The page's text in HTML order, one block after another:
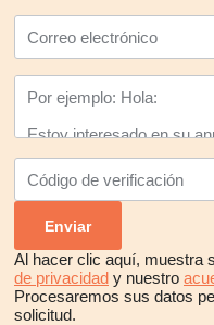
Al hacer clic aquí, muestra
de privacidad y nuestro
Procesaremos sus datos
solicitud.